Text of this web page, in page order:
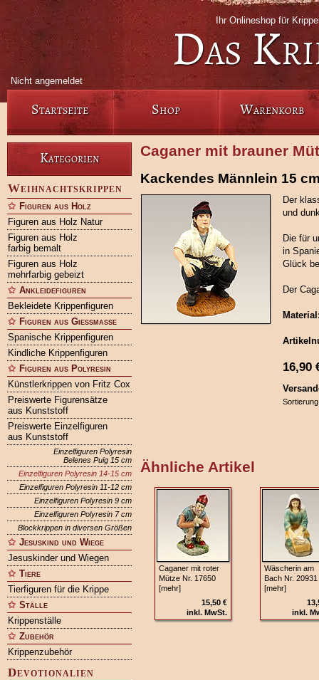
Ihr Onlineshop für
Das
Nicht angemeldet
Startseite Shop Warenkorb
Kategorien
Weihnachtskrippen
Figuren aus Holz
Figuren aus Holz Natur
Figuren aus Holz
farbig bemalt
Figuren aus Holz
mehrfarbig gebeizt
Ankleidefiguren
Bekleidete Krippenfiguren
Figuren aus Gießmasse
Spanische Krippenfiguren
Kindliche Krippenfiguren
Figuren aus Polyresin
Künstlerkrippen von Fritz Cox
Preiswerte Figurensätze
aus Kunststoff
Preiswerte Einzelfiguren
aus Kunststoff
Einzelfiguren Polyresin
Belenes Puig 15 cm
Einzelfiguren Polyresin 14-15 cm
Einzelfiguren Polyresin 11-12 cm
Einzelfiguren Polyresin 9 cm
Einzelfiguren Polyresin 7 cm
Blockkrippen in diversen Größen
Jesuskind und Wiege
Jesuskinder und Wiegen
Tiere
Tierfiguren für die Krippe
Ställe
Krippenställe
Zubehör
Krippenzubehör
Devotionalien
Caganer mit brauner
Kackendes Männlein 15
Der
und
Die für
in
Glück
Der
16,90
Ähnliche Artikel
Caganer mit roter
Mütze Nr. 17650
[mehr]
15,50 €
inkl. MwSt.
Wäscherin am
Bach Nr. 20931
[mehr]
inkl.